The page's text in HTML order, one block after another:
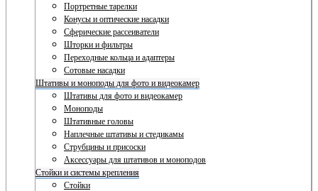
Портретные тарелки
Конусы и оптические насадки
Сферические рассеиватели
Шторки и фильтры
Переходные кольца и адаптеры
Сотовые насадки
Штативы и моноподы для фото и видеокамер
Штативы для фото и видеокамер
Моноподы
Штативные головы
Наплечные штативы и стедикамы
Струбцины и присоски
Аксессуары для штативов и моноподов
Стойки и системы крепления
Стойки